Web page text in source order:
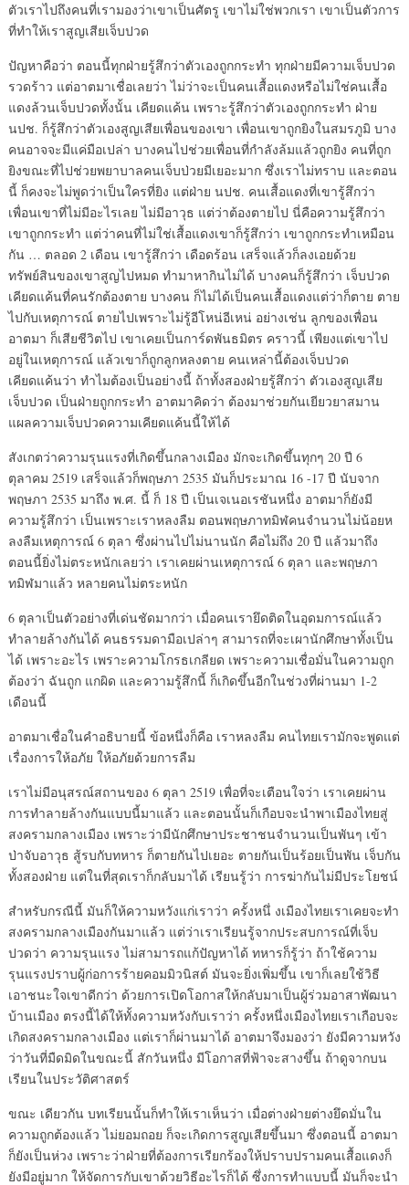
ตัวเราไปถึงคนที่เรามองว่าเขาเป็นศัตรู เขาไม่ใช่พวกเรา เขาเป็นตัวการ
ที่ทำให้เราสูญเสียเจ็บปวด
ปัญหาคือว่า ตอนนี้ทุกฝ่ายรู้สึกว่าตัวเองถูกกระทำ ทุกฝ่ายมีความเจ็บปวด
รวดร้าว แต่อาตมาเชื่อเลยว่า ไม่ว่าจะเป็นคนเสื้อแดงหรือไม่ใช่คนเสื้อ
แดงล้วนเจ็บปวดทั้งนั้น เคียดแค้น เพราะรู้สึกว่าตัวเองถูกกระทำ ฝ่าย
นปช. ก็รู้สึกว่าตัวเองสูญเสียเพื่อนของเขา เพื่อนเขาถูกยิงในสมรภูมิ บาง
คนอาจจะมีแค่มือเปล่า บางคนไปช่วยเพื่อนที่กำลังล้มแล้วถูกยิง คนที่ถูก
ยิงขณะที่ไปช่วยพยาบาลคนเจ็บป่วยมีเยอะมาก ซึ่งเราไม่ทราบ และตอน
นี้ ก็คงจะไม่พูดว่าเป็นใครที่ยิง แต่ฝ่าย นปช. คนเสื้อแดงที่เขารู้สึกว่า
เพื่อนเขาที่ไม่มีอะไรเลย ไม่มีอาวุธ แต่ว่าต้องตายไป นี่คือความรู้สึกว่า
เขาถูกกระทำ แต่ว่าคนที่ไม่ใช่เสื้อแดงเขาก็รู้สึกว่า เขาถูกกระทำเหมือน
กัน … ตลอด 2 เดือน เขารู้สึกว่า เดือดร้อน เสร็จแล้วก็ลงเอยด้วย
ทรัพย์สินของเขาสูญไปหมด ทำมาหากินไม่ได้ บางคนก็รู้สึกว่า เจ็บปวด
เคียดแค้นที่คนรักต้องตาย บางคน ก็ไม่ได้เป็นคนเสื้อแดงแต่ว่าก็ตาย ตาย
ไปกับเหตุการณ์ ตายไปเพราะไม่รู้อีโหน่อีเหน่ อย่างเช่น ลูกของเพื่อน
อาตมา ก็เสียชีวิตไป เขาเคยเป็นการ์ดพันธมิตร คราวนี้ เพียงแต่เขาไป
อยู่ในเหตุการณ์ แล้วเขาก็ถูกลูกหลงตาย คนเหล่านี้ต้องเจ็บปวด
เคียดแค้นว่า ทำไมต้องเป็นอย่างนี้ ถ้าทั้งสองฝ่ายรู้สึกว่า ตัวเองสูญเสีย
เจ็บปวด เป็นฝ่ายถูกกระทำ อาตมาคิดว่า ต้องมาช่วยกันเยียวยาสมาน
แผลความเจ็บปวดความเคียดแค้นนี้ให้ได้
สังเกตว่าความรุนแรงที่เกิดขึ้นกลางเมือง มักจะเกิดขึ้นทุกๆ 20 ปี 6
ตุลาคม 2519 เสร็จแล้วก็พฤษภา 2535 มันก็ประมาณ 16 -17 ปี นับจาก
พฤษภา 2535 มาถึง พ.ศ. นี้ ก็ 18 ปี เป็นเจเนอเรชันหนึ่ง อาตมาก็ยังมี
ความรู้สึกว่า เป็นเพราะเราหลงลืม ตอนพฤษภาทมิฬคนจำนวนไม่น้อยห
ลงลืมเหตุการณ์ 6 ตุลา ซึ่งผ่านไปไม่นานนัก คือไม่ถึง 20 ปี แล้วมาถึง
ตอนนี้ยิ่งไม่ตระหนักเลยว่า เราเคยผ่านเหตุการณ์ 6 ตุลา และพฤษภา
ทมิฬมาแล้ว หลายคนไม่ตระหนัก
6 ตุลาเป็นตัวอย่างที่เด่นชัดมากว่า เมื่อคนเรายึดติดในอุดมการณ์แล้ว
ทำลายล้างกันได้ คนธรรมดามือเปล่าๆ สามารถที่จะเผานักศึกษาทั้งเป็น
ได้ เพราะอะไร เพราะความโกรธเกลียด เพราะความเชื่อมั่นในความถูก
ต้องว่า ฉันถูก แกผิด และความรู้สึกนี้ ก็เกิดขึ้นอีกในช่วงที่ผ่านมา 1-2
เดือนนี้
อาตมาเชื่อในคำอธิบายนี้ ข้อหนึ่งก็คือ เราหลงลืม คนไทยเรามักจะพูดแต่
เรื่องการให้อภัย ให้อภัยด้วยการลืม
เราไม่มีอนุสรณ์สถานของ 6 ตุลา 2519 เพื่อที่จะเตือนใจว่า เราเคยผ่าน
การทำลายล้างกันแบบนี้มาแล้ว และตอนนั้นก็เกือบจะนำพาเมืองไทยสู่
สงครามกลางเมือง เพราะว่ามีนักศึกษาประชาชนจำนวนเป็นพันๆ เข้า
ป่าจับอาวุธ สู้รบกับทหาร ก็ตายกันไปเยอะ ตายกันเป็นร้อยเป็นพัน เจ็บกัน
ทั้งสองฝ่าย แต่ในที่สุดเราก็กลับมาได้ เรียนรู้ว่า การฆ่ากันไม่มีประโยชน์
สำหรับกรณีนี้ มันก็ให้ความหวังแก่เราว่า ครั้งหนึ่ งเมืองไทยเราเคยจะทำ
สงครามกลางเมืองกันมาแล้ว แต่ว่าเราเรียนรู้จากประสบการณ์ที่เจ็บ
ปวดว่า ความรุนแรง ไม่สามารถแก้ปัญหาได้ ทหารก็รู้ว่า ถ้าใช้ความ
รุนแรงปราบผู้ก่อการร้ายคอมมิวนิสต์ มันจะยิ่งเพิ่มขึ้น เขาก็เลยใช้วิธี
เอาชนะใจเขาดีกว่า ด้วยการเปิดโอกาสให้กลับมาเป็นผู้ร่วมอาสาพัฒนา
บ้านเมือง ตรงนี้ได้ให้ทั้งความหวังกับเราว่า ครั้งหนึ่งเมืองไทยเราเกือบจะ
เกิดสงครามกลางเมือง แต่เราก็ผ่านมาได้ อาตมาจึงมองว่า ยังมีความหวัง
ว่าวันที่มืดมิดในขณะนี้ สักวันหนึ่ง มีโอกาสที่ฟ้าจะสางขึ้น ถ้าดูจากบน
เรียนในประวัติศาสตร์
ขณะ เดียวกัน บทเรียนนั้นก็ทำให้เราเห็นว่า เมื่อต่างฝ่ายต่างยึดมั่นใน
ความถูกต้องแล้ว ไม่ยอมถอย ก็จะเกิดการสูญเสียขึ้นมา ซึ่งตอนนี้ อาตมา
ก็ยังเป็นห่วง เพราะว่าฝ่ายที่ต้องการเรียกร้องให้ปราบปรามคนเสื้อแดงก็
ยังมีอยู่มาก ให้จัดการกับเขาด้วยวิธีอะไรก็ได้ ซึ่งการทำแบบนี้ มันก็จะนำ